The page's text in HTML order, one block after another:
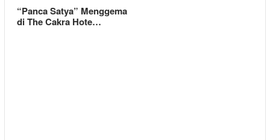
“Panca Satya” Menggema
di The Cakra Hote…